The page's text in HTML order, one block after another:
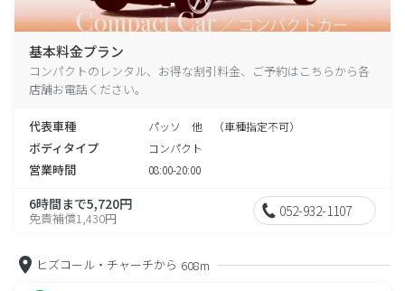
基本料金プラン
コンパクトのレンタル、お得な割引料金、ご予約はこちらから各
店舗お電話ください。
代表車種 パッソ 他 （車種指定不可）
ボディタイプ コンパクト
営業時間 08:00-20:00
6時間まで5,720円
免責補償1,430円 052-932-1107
ヒズコール・チャーチから 608m